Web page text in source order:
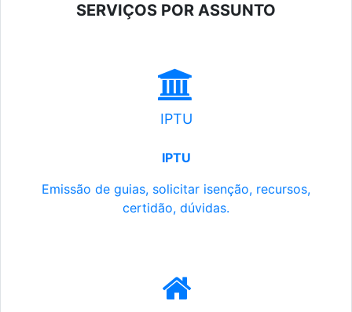
SERVIÇOS POR ASSUNTO
IPTU
IPTU
Emissão de guias, solicitar isenção, recursos,
certidão, dúvidas.